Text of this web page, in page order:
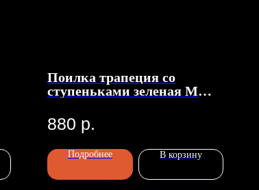
Поилка трапеция со
ступеньками зеленая M
880 р.
Подробнее В корзину